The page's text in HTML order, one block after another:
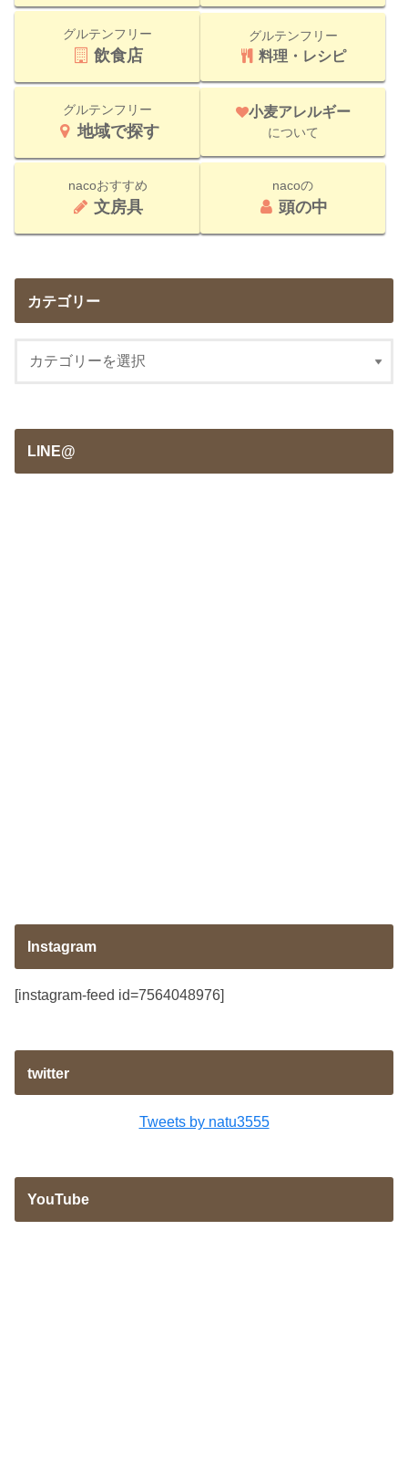
グルテンフリー
飲食店
グルテンフリー
料理・レシピ
グルテンフリー
地域で探す
小麦アレルギー
について
nacoおすすめ
文房具
nacoの
頭の中
カテゴリー
LINE@
Instagram
[instagram-feed id=7564048976]
twitter
Tweets by natu3555
YouTube